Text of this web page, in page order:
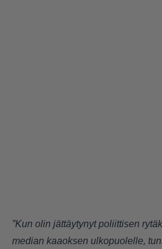
”Kun olin jättäytynyt poliittisen
median kaaoksen ulkopuolelle,